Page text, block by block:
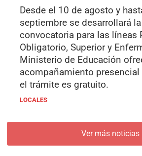
Desde el 10 de agosto y
septiembre se desarrollará
convocatoria para las líneas
Obligatorio, Superior y
Ministerio de Educación
acompañamiento presencial
el trámite es gratuito.
LOCALES
Ver más noticias